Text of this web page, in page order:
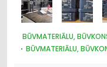
BŪVMATERIĀLU,
BŪVMATERIĀLU,